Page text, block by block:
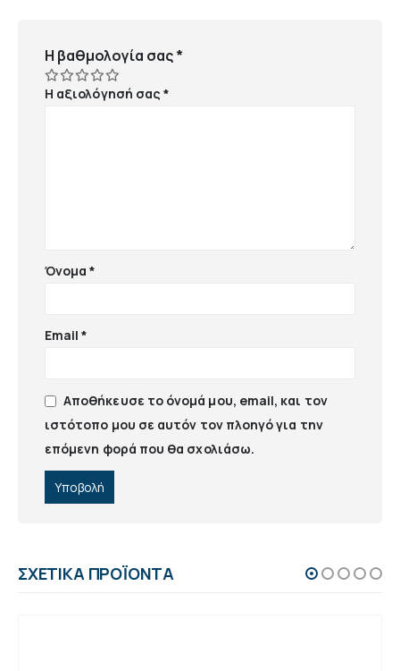
Η βαθμολογία σας*
Η αξιολόγησή σας*
Όνομα*
Email*
Αποθήκευσε το όνομά μου, email, και τον
ιστότοπο μου σε αυτόν τον πλοηγό για την
επόμενη φορά που θα σχολιάσω.
ΣΧΕΤΙΚΆ ΠΡΟΪΌΝΤΑ